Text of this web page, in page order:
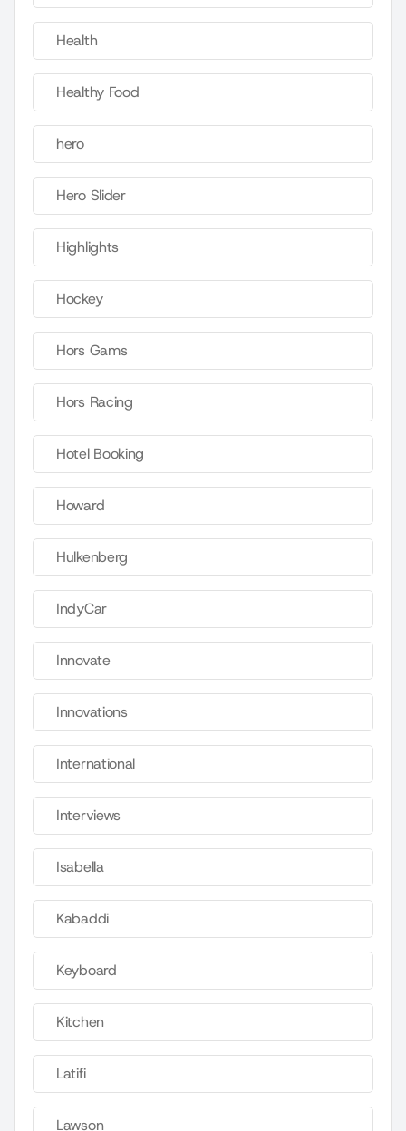
Health
Healthy Food
hero
Hero Slider
Highlights
Hockey
Hors Gams
Hors Racing
Hotel Booking
Howard
Hulkenberg
IndyCar
Innovate
Innovations
International
Interviews
Isabella
Kabaddi
Keyboard
Kitchen
Latifi
Lawson